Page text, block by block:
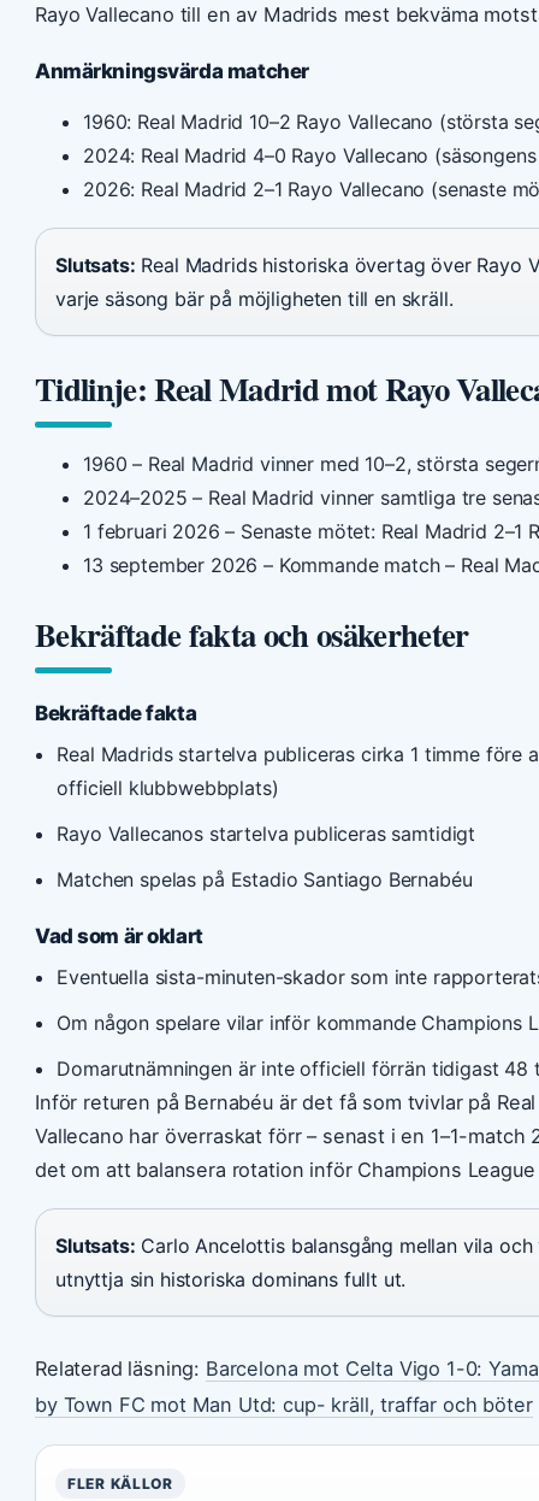
Rayo Vallecano till en av Madrids mest bekväma
Anmärkningsvärda matcher
1960: Real Madrid 10–2 Rayo Vallecano (största
2024: Real Madrid 4–0 Rayo Vallecano
2026: Real Madrid 2–1 Rayo Vallecano (senaste
Slutsats: Real Madrids historiska övertag över Rayo
varje säsong bär på möjligheten till en skräll.
Tidlinje: Real Madrid mot Rayo
1960 – Real Madrid vinner med 10–2, största
2024–2025 – Real Madrid vinner samtliga tre
1 februari 2026 – Senaste mötet: Real Madrid 2–1
13 september 2026 – Kommande match – Real
Bekräftade fakta och osäkerheter
Bekräftade fakta
Real Madrids startelva publiceras cirka 1 timme före
officiell klubbwebbplats)
Rayo Vallecanos startelva publiceras samtidigt
Matchen spelas på Estadio Santiago Bernabéu
Vad som är oklart
Eventuella sista-minuten-skador som inte
Om någon spelare vilar inför kommande Champions
Domarutnämningen är inte officiell förrän tidigast 48
Inför returen på Bernabéu är det få som tvivlar på
Vallecano har överraskat förr – senast i en 1–1-
det om att balansera rotation inför Champions
Slutsats: Carlo Ancelottis balansgång mellan vila
utnyttja sin historiska dominans fullt ut.
Relaterad läsning: Barcelona mot Celta Vigo 1-0:
by Town FC mot Man Utd: cup- kräll, traffar och böter
FLER KÄLLOR